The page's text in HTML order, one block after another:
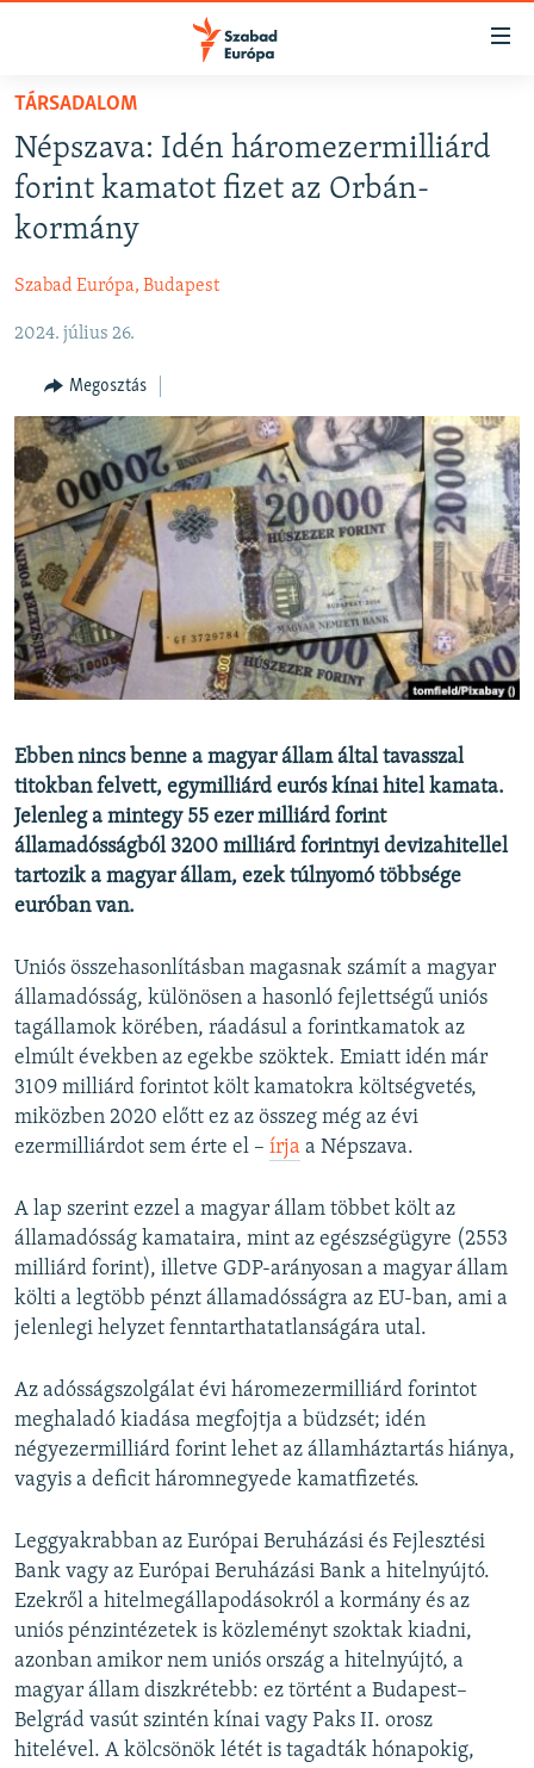
Akadálymentes
Ugrás
fő
oldalra
Ugrás
tartalomjegyzékre
AKTUÁLIS
PODCASTOK
ELEMZŐ
NER15
SZABADON
TÁRSADALOM
DEMOKRÁCIA
A PÉNZ NYOMÁBAN
EURÓPAI UNIÓ
VILÁG
KLÍMAVÁLTOZÁS
A MÚLT TANULSÁGAI
KÖVESSEN MINKET!
Valamennyi RFE/RL weboldal
TÁRSADALOM
Népszava: Idén háromezermilliárd
forint kamatot fizet az Orbán-
kormány
Szabad Európa, Budapest
2024. július 26.
Megosztás
Ebben nincs benne a magyar állam által tavasszal
titokban felvett, egymilliárd eurós kínai hitel kamata.
Jelenleg a mintegy 55 ezer milliárd forint
államadósságból 3200 milliárd forintnyi devizahitellel
tartozik a magyar állam, ezek túlnyomó többsége
euróban van.
Uniós összehasonlításban magasnak számít a magyar
államadósság, különösen a hasonló fejlettségű uniós
tagállamok körében, ráadásul a forintkamatok az
elmúlt években az egekbe szöktek. Emiatt idén már
3109 milliárd forintot költ kamatokra költségvetés,
miközben 2020 előtt ez az összeg még az évi
ezermilliárdot sem érte el – írja a Népszava.
A lap szerint ezzel a magyar állam többet költ az
államadósság kamataira, mint az egészségügyre (2553
milliárd forint), illetve GDP-arányosan a magyar állam
költi a legtöbb pénzt államadósságra az EU-ban, ami a
jelenlegi helyzet fenntarthatatlanságára utal.
Az adósságszolgálat évi háromezermilliárd forintot
meghaladó kiadása megfojtja a büdzsét; idén
négyezermilliárd forint lehet az államháztartás hiánya,
vagyis a deficit háromnegyede kamatfizetés.
Leggyakrabban az Európai Beruházási és Fejlesztési
Bank vagy az Európai Beruházási Bank a hitelnyújtó.
Ezekről a hitelmegállapodásokról a kormány és az
uniós pénzintézetek is közleményt szoktak kiadni,
azonban amikor nem uniós ország a hitelnyújtó, a
magyar állam diszkrétebb: ez történt a Budapest–
Belgrád vasút szintén kínai vagy Paks II. orosz
hitelével. A kölcsönök létét is tagadták hónapokig,
Spotify